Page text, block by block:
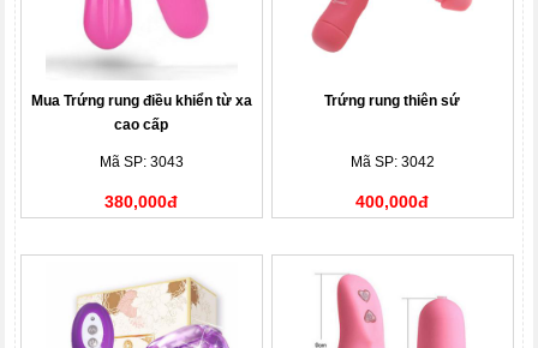
Mua Trứng rung điều khiển từ xa
cao cấp
Mã SP: 3043
380,000đ
Trứng rung thiên sứ
Mã SP: 3042
400,000đ